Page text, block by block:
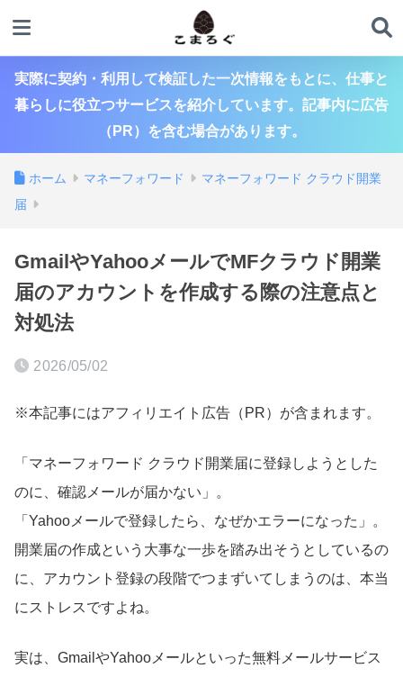
実際に契約・利用して検証した一次情報をもとに、仕事と
暮らしに役立つサービスを紹介しています。記事内に広告
（PR）を含む場合があります。
ホーム マネーフォワード
マネーフォワード クラウド開業
届
GmailやYahooメールでMFクラウド開業
届のアカウントを作成する際の注意点と
対処法
2026/05/02
※本記事にはアフィリエイト広告（PR）が含まれます。
「マネーフォワード クラウド開業届に登録しようとした
のに、確認メールが届かない」。
「Yahooメールで登録したら、なぜかエラーになった」。
開業届の作成という大事な一歩を踏み出そうとしているの
に、アカウント登録の段階でつまずいてしまうのは、本当
にストレスですよね。
実は、GmailやYahooメールといった無料メールサービス